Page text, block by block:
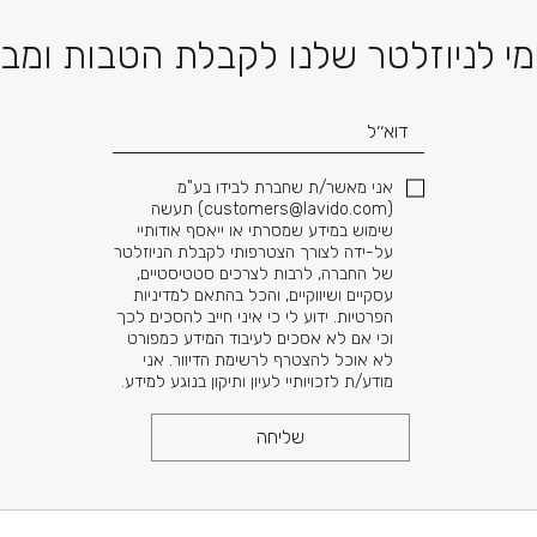
לניוזלטר שלנו לקבלת הטבות
דוא׳׳ל
אני מאשר/ת שחברת לבידו בע"מ
(
customers@lavido.com) תעשה
שימוש במידע שמסרתי או ייאסף אודותיי
על-ידה לצורך הצטרפותי לקבלת הניוזלטר
של החברה, לרבות לצרכים סטטיסטיים,
עסקיים ושיווקיים, והכל בהתאם למדיניות
הפרטיות. ידוע לי כי איני חייב להסכים לכך
וכי אם לא אסכים לעיבוד המידע כמפורט
לא אוכל להצטרף לרשימת הדיוור. אני
מודע/ת לזכויותיי לעיון ותיקון בנוגע למידע.
שליחה